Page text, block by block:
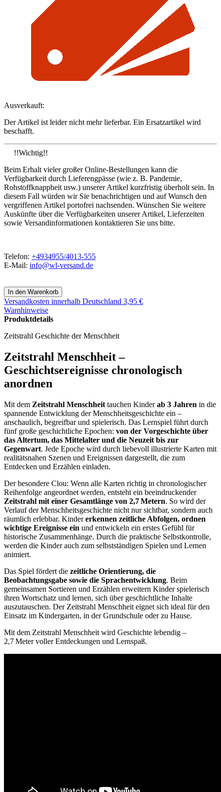
Ausverkauft:
Der Artikel ist leider nicht mehr lieferbar. Ein Ersatzartikel wird
beschafft.
!!Wichtig!!
Beim Erhalt vieler großer Online-Bestellungen kann die
Verfügbarkeit durch Lieferengpässe (wie z. B. Pandemie,
Rohstoffknappheit usw.) unserer Artikel kurzfristig überholt sein. In
diesem Fall würden wir Sie benachrichtigen und auf Wunsch den
vergriffenen Artikel portofrei nachsenden. Wünschen Sie weitere
Auskünfte über die Verfügbarkeiten unserer Artikel, Lieferzeiten
sowie Versandinformationen kontaktieren Sie uns bitte.
Telefon: +4934955/4013-555
E-Mail: info@wl-versand.de
Versandkosten innerhalb Deutschland 3,95 €
Warnhinweise
Produktdetails
Zeitstrahl Geschichte der Menschheit
Zeitstrahl Menschheit –
Geschichtsereignisse chronologisch
anordnen
Mit dem Zeitstrahl Menschheit tauchen Kinderab 3 Jahren in die
spannende Entwicklung der Menschheitsgeschichte ein –
anschaulich, begreifbar und spielerisch. Das Lernspiel führt durch
fünf große geschichtliche Epochen: von der Vorgeschichte über
das Altertum, das Mittelalter und die Neuzeit bis zur
Gegenwart. Jede Epoche wird durch liebevoll illustrierte Karten mit
realitätsnahen Szenen und Ereignissen dargestellt, die zum
Entdecken und Erzählen einladen.
Der besondere Clou: Wenn alle Karten richtig in chronologischer
Reihenfolge angeordnet werden, entsteht ein beeindruckender
Zeitstrahl mit einer Gesamtlänge von 2,7 Metern. So wird der
Verlauf der Menschheitsgeschichte nicht nur sichtbar, sondern auch
räumlich erlebbar. Kindererkennen zeitliche Abfolgen, ordnen
wichtige Ereignisse ein und entwickeln ein erstes Gefühl für
historische Zusammenhänge. Durch die praktische Selbstkontrolle,
werden die Kinder auch zum selbstständigen Spielen und Lernen
animiert.
Das Spiel fördert die zeitliche Orientierung, die
Beobachtungsgabe sowie die Sprachentwicklung. Beim
gemeinsamen Sortieren und Erzählen erweitern Kinder spielerisch
ihren Wortschatz und lernen, sich über geschichtliche Inhalte
auszutauschen. Der Zeitstrahl Menschheit eignet sich ideal für den
Einsatz im Kindergarten, in der Grundschule oder zu Hause.
Mit dem Zeitstrahl Menschheit wird Geschichte lebendig –
2,7 Meter voller Entdeckungen und Lernspaß.